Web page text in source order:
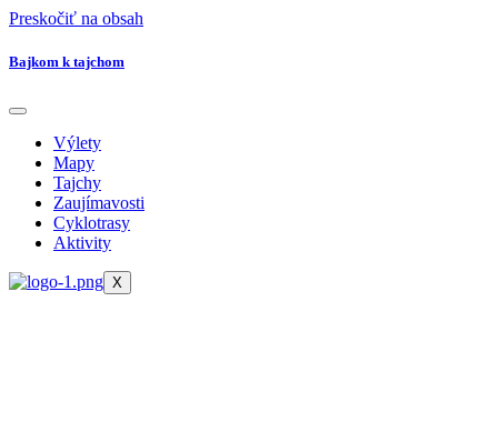
Preskočiť na obsah
Bajkom k tajchom
Výlety
Mapy
Tajchy
Zaujímavosti
Cyklotrasy
Aktivity
X